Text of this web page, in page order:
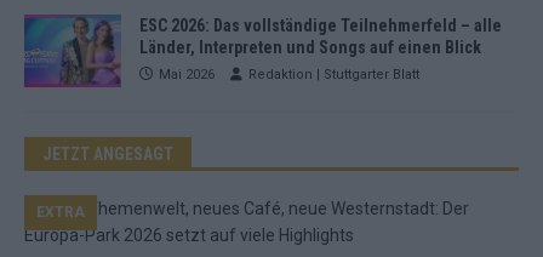
ESC 2026: Das vollständige Teilnehmerfeld – alle
Länder, Interpreten und Songs auf einen Blick
Mai 2026 Redaktion | Stuttgarter Blatt
JETZT ANGESAGT
EXTRA